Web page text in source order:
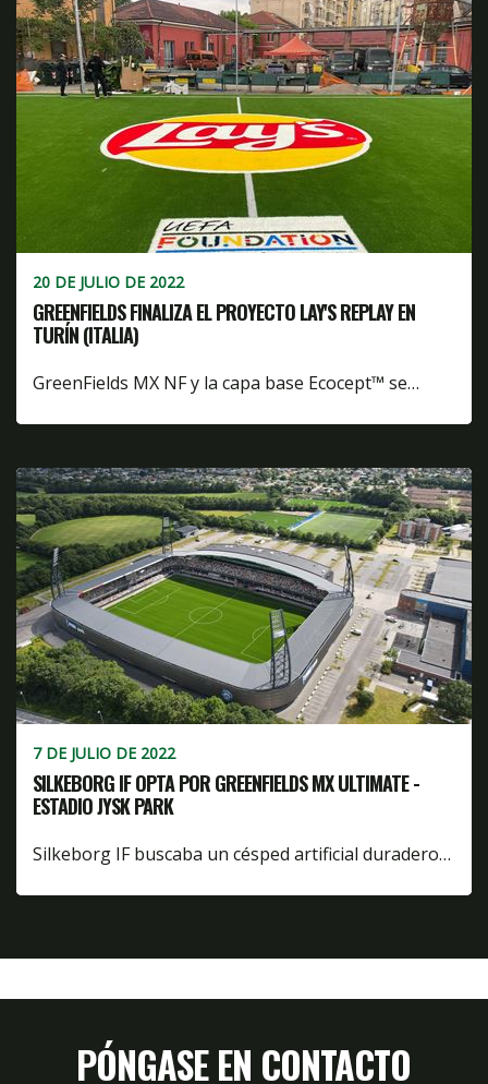
20 DE JULIO DE 2022
GREENFIELDS FINALIZA EL PROYECTO LAY'S REPLAY EN
TURÍN (ITALIA)
GreenFields MX NF y la capa base Ecocept™ se…
7 DE JULIO DE 2022
SILKEBORG IF OPTA POR GREENFIELDS MX ULTIMATE -
ESTADIO JYSK PARK
Silkeborg IF buscaba un césped artificial duradero…
PÓNGASE EN CONTACTO